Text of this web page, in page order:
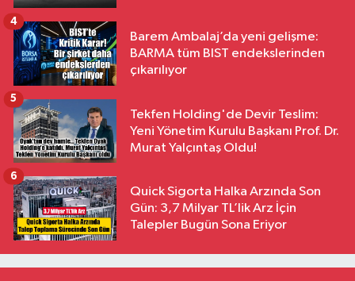
Barem Ambalaj’da yeni gelişme:
BARMA tüm BIST endekslerinden
çıkarılıyor
4
Tekfen Holding'de Devir Teslim:
Yeni Yönetim Kurulu Başkanı Prof. Dr.
Murat Yalçıntaş Oldu!
5
Quick Sigorta Halka Arzında Son
Gün: 3,7 Milyar TL’lik Arz İçin
Talepler Bugün Sona Eriyor
6